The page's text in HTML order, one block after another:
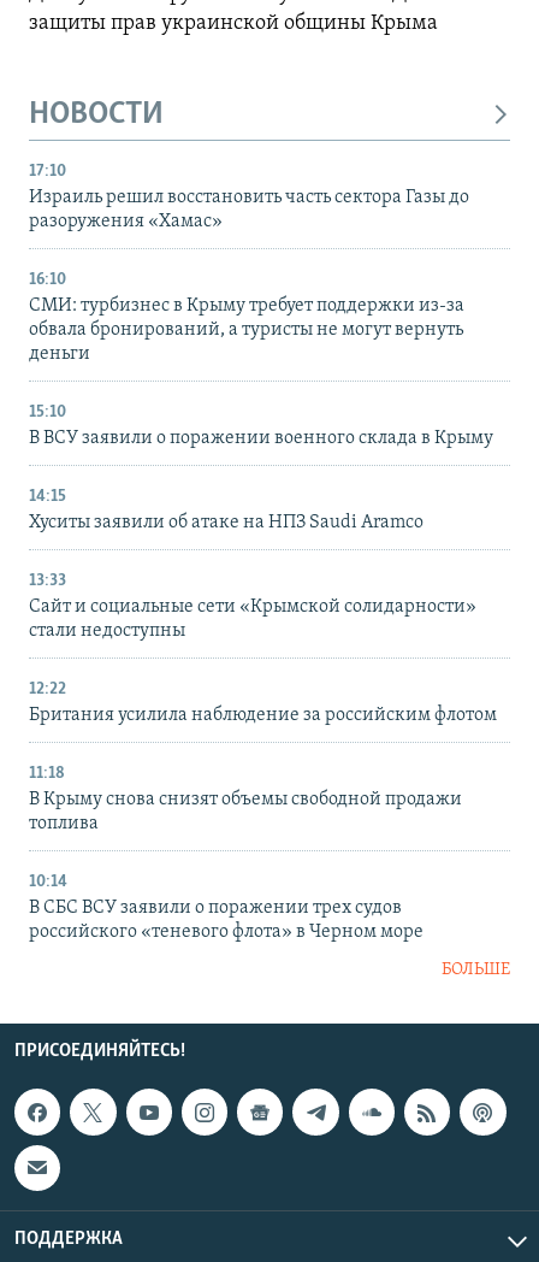
защиты прав украинской общины Крыма
НОВОСТИ
17:10
Израиль решил восстановить часть сектора Газы до
разоружения «Хамас»
16:10
СМИ: турбизнес в Крыму требует поддержки из-за
обвала бронирований, а туристы не могут вернуть
деньги
15:10
В ВСУ заявили о поражении военного склада в Крыму
14:15
Хуситы заявили об атаке на НПЗ Saudi Aramco
13:33
Сайт и социальные сети «Крымской солидарности»
стали недоступны
12:22
Британия усилила наблюдение за российским флотом
11:18
В Крыму снова снизят объемы свободной продажи
топлива
10:14
В СБС ВСУ заявили о поражении трех судов
российского «теневого флота» в Черном море
БОЛЬШЕ
ПРИСОЕДИНЯЙТЕСЬ!
ПОДДЕРЖКА